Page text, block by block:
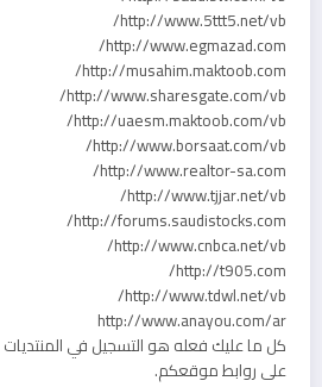
http://www.5ttt5.net/vb/
http://www.egmazad.com/
http://musahim.maktoob.com/
http://www.sharesgate.com/vb/
http://uaesm.maktoob.com/vb/
http://www.borsaat.com/vb/
http://www.realtor-sa.com/
http://www.tjjar.net/vb/
http://forums.saudistocks.com/
http://www.cnbca.net/vb/
http://t905.com/
http://www.tdwl.net/vb/
http://www.anayou.com/ar
كل ما عليك فعله هو التسجيل في
على روابط موقعكم.